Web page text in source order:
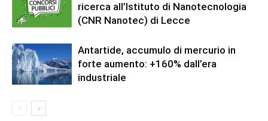
ricerca all’Istituto di Nanotecnologia
(CNR Nanotec) di Lecce
Antartide, accumulo di mercurio in
forte aumento: +160% dall’era
industriale